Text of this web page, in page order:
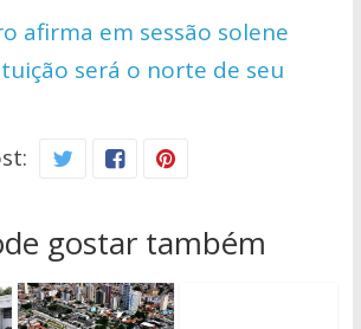
afirma em sessão solene
será o norte de seu
gostar também